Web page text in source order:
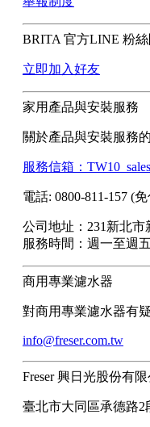
BRITA 官方LINE 粉絲
立即加入好友
家用產品與安裝服務
關於產品與安裝服務
服務信箱：
電話: 0800-811-157 (
公司地址：231新北
服務時間：週一至週
商用專業濾水器
對商用專業濾水器有
info@freser.com.tw
Freser 興日光股份有限
臺北市大同區承德路2